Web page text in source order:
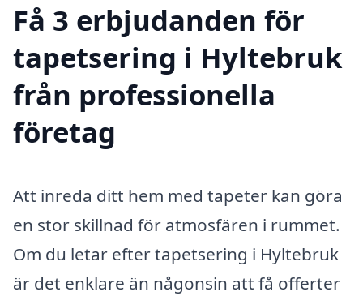
Få 3 erbjudanden för
tapetsering i Hyltebruk
från professionella
företag
Att inreda ditt hem med tapeter kan göra
en stor skillnad för atmosfären i rummet.
Om du letar efter tapetsering i Hyltebruk
är det enklare än någonsin att få offerter